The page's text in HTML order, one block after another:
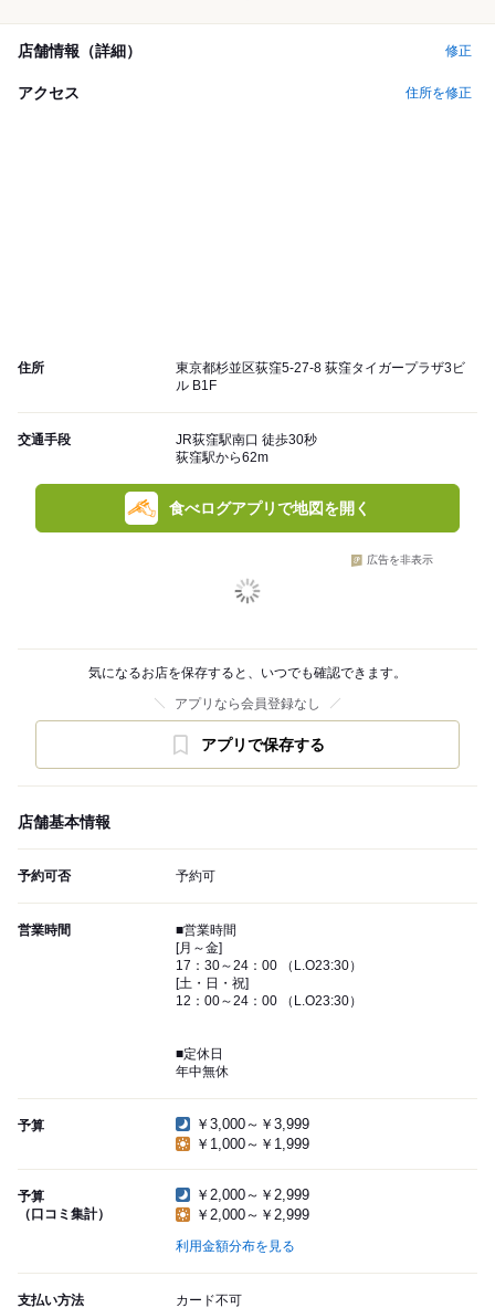
店舗情報（詳細） 修正
アクセス 住所を修正
住所
東京都杉並区荻窪5-27-8 荻窪タイガープラザ3ビ
ル B1F
交通手段
JR荻窪駅南口 徒歩30秒
荻窪駅から62m
食べログアプリで地図を開く
広告を非表示
気になるお店を保存すると、いつでも確認できます。
アプリなら会員登録なし
アプリで保存する
店舗基本情報
予約可否 予約可
営業時間
■営業時間
[月～金]
17：30～24：00 （L.O23:30）
[土・日・祝]
12：00～24：00 （L.O23:30）
■定休日
年中無休
予算
￥3,000～￥3,999
￥1,000～￥1,999
予算
（口コミ集計）
￥2,000～￥2,999
￥2,000～￥2,999
利用金額分布を見る
支払い方法 カード不可